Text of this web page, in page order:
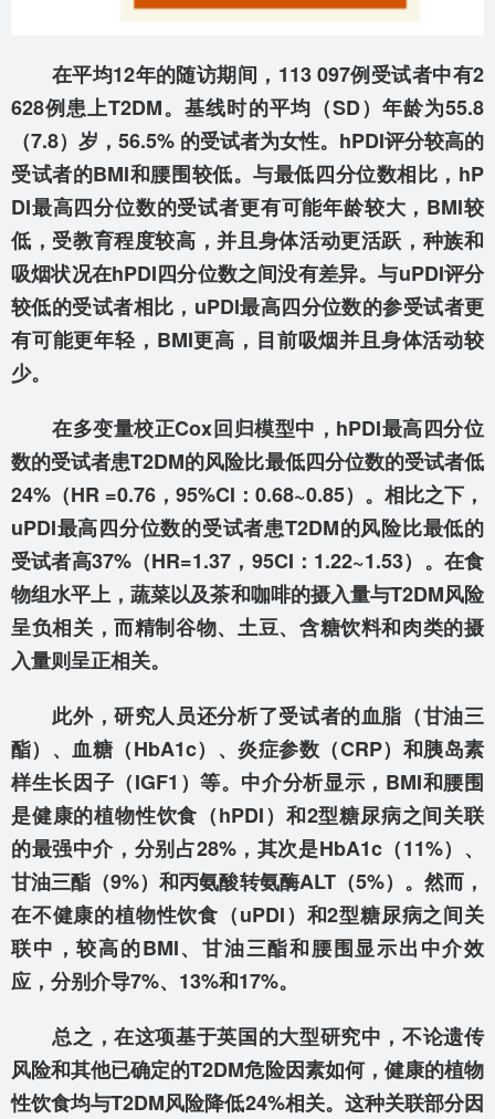
在平均12年的随访期间，113 097例受试者中有2
628例患上T2DM。基线时的平均（SD）年龄为55.8
（7.8）岁，56.5% 的受试者为女性。hPDI评分较高的
受试者的BMI和腰围较低。与最低四分位数相比，hP
DI最高四分位数的受试者更有可能年龄较大，BMI较
低，受教育程度较高，并且身体活动更活跃，种族和
吸烟状况在hPDI四分位数之间没有差异。与uPDI评分
较低的受试者相比，uPDI最高四分位数的参受试者更
有可能更年轻，BMI更高，目前吸烟并且身体活动较
少。
在多变量校正Cox回归模型中，hPDI最高四分位
数的受试者患T2DM的风险比最低四分位数的受试者低
24%（HR =0.76，95%CI：0.68~0.85）。相比之下，
uPDI最高四分位数的受试者患T2DM的风险比最低的
受试者高37%（HR=1.37，95CI：1.22~1.53）。在食
物组水平上，蔬菜以及茶和咖啡的摄入量与T2DM风险
呈负相关，而精制谷物、土豆、含糖饮料和肉类的摄
入量则呈正相关。
此外，研究人员还分析了受试者的血脂（甘油三
酯）、血糖（HbA1c）、炎症参数（CRP）和胰岛素
样生长因子（IGF1）等。中介分析显示，BMI和腰围
是健康的植物性饮食（hPDI）和2型糖尿病之间关联
的最强中介，分别占28%，其次是HbA1c（11%）、
甘油三酯（9%）和丙氨酸转氨酶ALT（5%）。然而，
在不健康的植物性饮食（uPDI）和2型糖尿病之间关
联中，较高的BMI、甘油三酯和腰围显示出中介效
应，分别介导7%、13%和17%。
总之，在这项基于英国的大型研究中，不论遗传
风险和其他已确定的T2DM危险因素如何，健康的植物
性饮食均与T2DM风险降低24%相关。这种关联部分因